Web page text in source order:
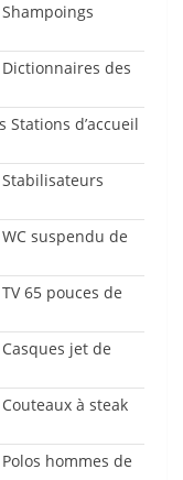
des
d’accueil
suspendu de
65 pouces de
jet de
à steak
hommes de